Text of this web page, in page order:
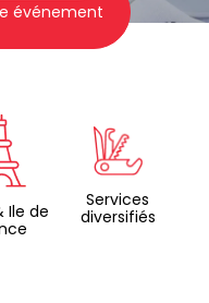
événement
Ile de
Services
diversifiés